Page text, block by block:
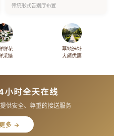
传统形式告别厅布置
鲜花
采摘
墓地选址
大额优惠
小时全天在线
供安全、尊重的接送服务
多 →